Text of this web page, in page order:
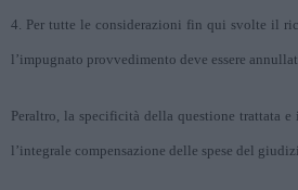
4. Per tutte le considerazioni fin qui svolte il
l’impugnato provvedimento deve essere
Peraltro, la specificità della questione trattata
l’integrale compensazione delle spese del